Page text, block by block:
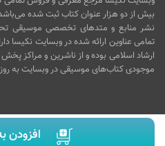
افزودن
بیش از دو هزار عنوان کتاب ثبت شده
نشر منابع و متدهای تخصصی موسیقی
تمامی عناوین ارائه شده در وبسایت نکیسا
ارشاد اسلامی بوده و از ناشرین و مراکز
موجودی کتاب‌های موسیقی در وبسایت به
- All rights reserved